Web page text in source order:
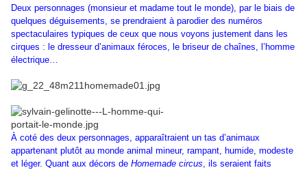
Deux personnages (monsieur et madame tout le monde), par le biais de
quelques déguisements, se prendraient à parodier des numéros
spectaculaires typiques de ceux que nous voyons justement dans les
cirques : le dresseur d’animaux féroces, le briseur de chaînes, l’homme
électrique…
À coté des deux personnages, apparaîtraient un tas d’animaux
appartenant plutôt au monde animal mineur, rampant, humide, modeste
et léger. Quant aux décors de Homemade circus, ils seraient faits